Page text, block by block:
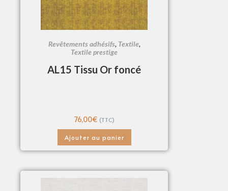
Revêtements adhésifs, Textile,
Textile prestige
AL15 Tissu Or foncé
76,00€ (TTC)
Ajouter au panier